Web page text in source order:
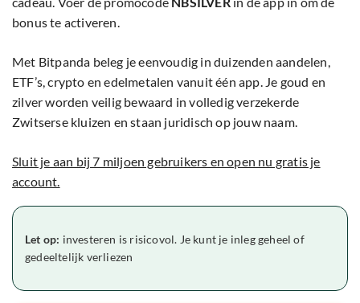
bonus te activeren.
Met Bitpanda beleg je eenvoudig in duizenden aandelen,
ETF’s, crypto en edelmetalen vanuit één app. Je goud en
zilver worden veilig bewaard in volledig verzekerde
Zwitserse kluizen en staan juridisch op jouw naam.
Sluit je aan bij 7 miljoen gebruikers en open nu gratis je
account.
Let op: investeren is risicovol. Je kunt je inleg geheel of
gedeeltelijk verliezen